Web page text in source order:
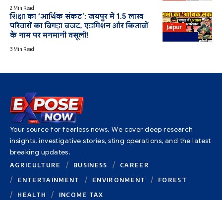
2 Min Read
Jaipur
शिक्षा का ‘आर्थिक संकट’: जयपुर में 1.5 लाख
परिवारों का बिगड़ा बजट, एडमिशन और किताबों
के नाम पर मनमानी वसूली!
3 Min Read
Your source for fearless news. We cover deep research
insights, investigative stories, sting operations, and the latest
breaking updates.
AGRICULTURE BUSINESS
CAREER
ENTERTAINMENT
ENVIRONMENT
FOREST
HEALTH
INCOME TAX